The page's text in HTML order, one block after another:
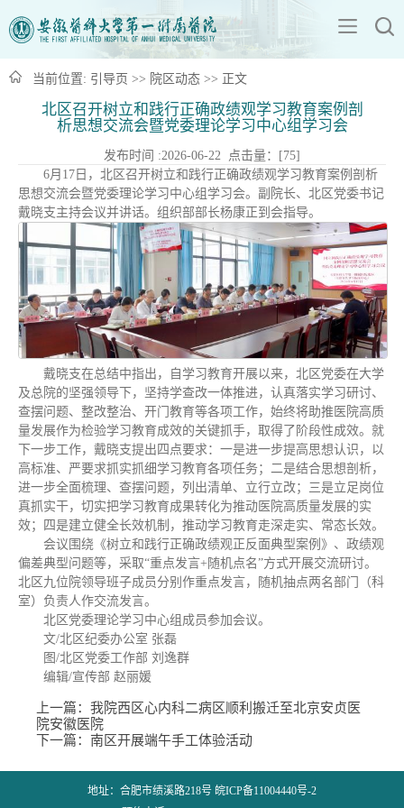
当前位置: 引导页 >> 院区动态 >> 正文
北区召开树立和践行正确政绩观学习教育案例剖
析思想交流会暨党委理论学习中心组学习会
发布时间 :2026-06-22 点击量：[75]
6月17日，北区召开树立和践行正确政绩观学习教育案例剖析
思想交流会暨党委理论学习中心组学习会。副院长、北区党委书记
戴晓支主持会议并讲话。组织部部长杨康正到会指导。
戴晓支在总结中指出，自学习教育开展以来，北区党委在大学
及总院的坚强领导下，坚持学查改一体推进，认真落实学习研讨、
查摆问题、整改整治、开门教育等各项工作，始终将助推医院高质
量发展作为检验学习教育成效的关键抓手，取得了阶段性成效。就
下一步工作，戴晓支提出四点要求：一是进一步提高思想认识，以
高标准、严要求抓实抓细学习教育各项任务；二是结合思想剖析，
进一步全面梳理、查摆问题，列出清单、立行立改；三是立足岗位
真抓实干，切实把学习教育成果转化为推动医院高质量发展的实
效；四是建立健全长效机制，推动学习教育走深走实、常态长效。
会议围绕《树立和践行正确政绩观正反面典型案例》、政绩观
偏差典型问题等，采取“重点发言+随机点名”方式开展交流研讨。
北区九位院领导班子成员分别作重点发言，随机抽点两名部门（科
室）负责人作交流发言。
北区党委理论学习中心组成员参加会议。
文/北区纪委办公室 张磊
图/北区党委工作部 刘逸群
编辑/宣传部 赵丽媛
上一篇： 我院西区心内科二病区顺利搬迁至北京安贞医
院安徽医院
下一篇： 南区开展端午手工体验活动
地址：合肥市绩溪路218号 皖ICP备11004440号-2